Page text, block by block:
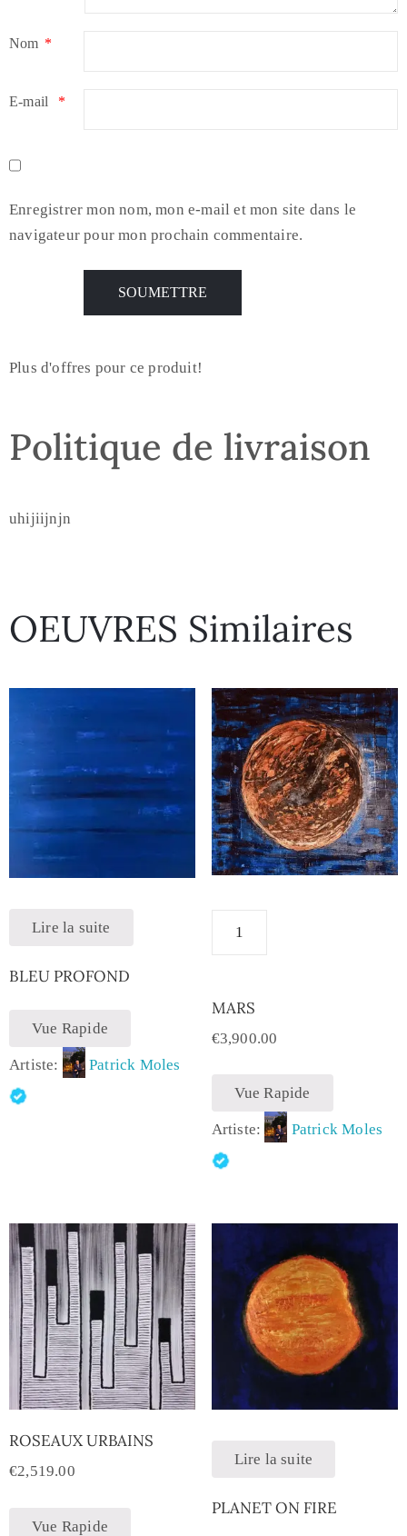
Nom *
E-mail *
Enregistrer mon nom, mon e-mail et mon site dans le
navigateur pour mon prochain commentaire.
Plus d'offres pour ce produit!
Politique de livraison
uhijiijnjn
OEUVRES Similaires
Lire la suite
BLEU PROFOND
Vue Rapide
Artiste: Patrick Moles
MARS
€3,900.00
Vue Rapide
Artiste: Patrick Moles
ROSEAUX URBAINS
€2,519.00
Vue Rapide
Lire la suite
PLANET ON FIRE